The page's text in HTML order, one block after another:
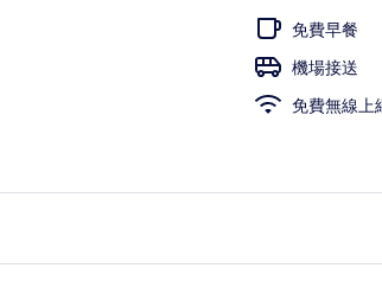
免費早餐
機場接送
免費無線上